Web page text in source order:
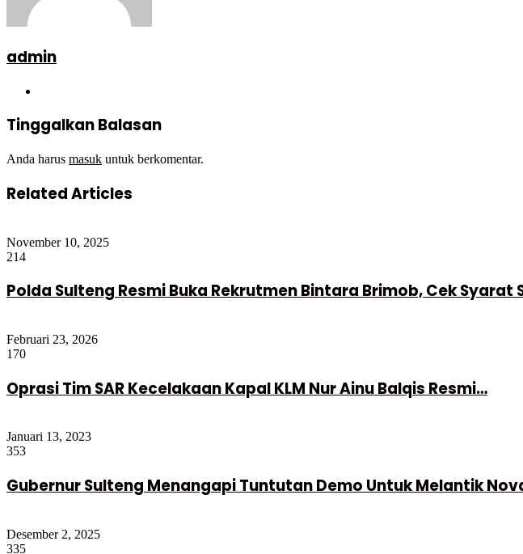
admin
Tinggalkan Balasan
Anda harus masuk untuk berkomentar.
Related Articles
November 10, 2025
214
Polda Sulteng Resmi Buka Rekrutmen Bintara Brimob, Cek Syarat
Februari 23, 2026
170
Oprasi Tim SAR Kecelakaan Kapal KLM Nur Ainu Balqis Resmi…
Januari 13, 2023
353
Gubernur Sulteng Menangapi Tuntutan Demo Untuk Melantik
Desember 2, 2025
335